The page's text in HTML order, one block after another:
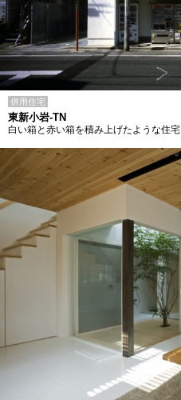
併用住宅
東新小岩-TN
白い箱と赤い箱を積み上げたような住宅